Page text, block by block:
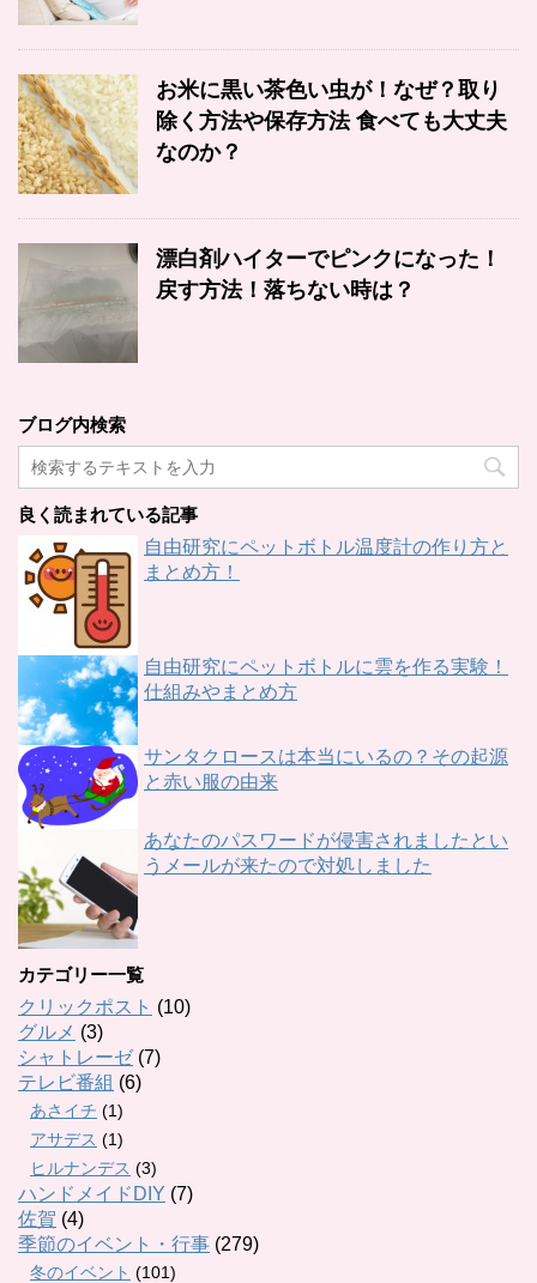
お米に黒い茶色い虫が！なぜ？取り
除く方法や保存方法 食べても大丈夫
なのか？
漂白剤ハイターでピンクになった！
戻す方法！落ちない時は？
ブログ内検索
良く読まれている記事
自由研究にペットボトル温度計の作り方と
まとめ方！
自由研究にペットボトルに雲を作る実験！
仕組みやまとめ方
サンタクロースは本当にいるの？その起源
と赤い服の由来
あなたのパスワードが侵害されましたとい
うメールが来たので対処しました
カテゴリー一覧
クリックポスト (10)
グルメ (3)
シャトレーゼ(7)
テレビ番組 (6)
あさイチ (1)
アサデス (1)
ヒルナンデス (3)
ハンドメイドDIY (7)
佐賀 (4)
季節のイベント・行事 (279)
冬のイベント (101)